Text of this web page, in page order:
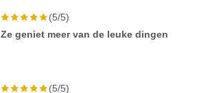
(5/5)
Ze geniet meer van de leuke dingen
(5/5)